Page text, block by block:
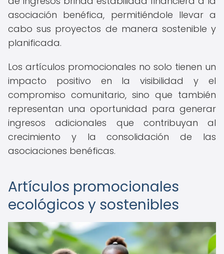
asociación benéfica, permitiéndole llevar a
cabo sus proyectos de manera sostenible y
planificada.
Los artículos promocionales no solo tienen un
impacto positivo en la visibilidad y el
compromiso comunitario, sino que también
representan una oportunidad para generar
ingresos adicionales que contribuyan al
crecimiento y la consolidación de las
asociaciones benéficas.
Artículos promocionales
ecológicos y sostenibles